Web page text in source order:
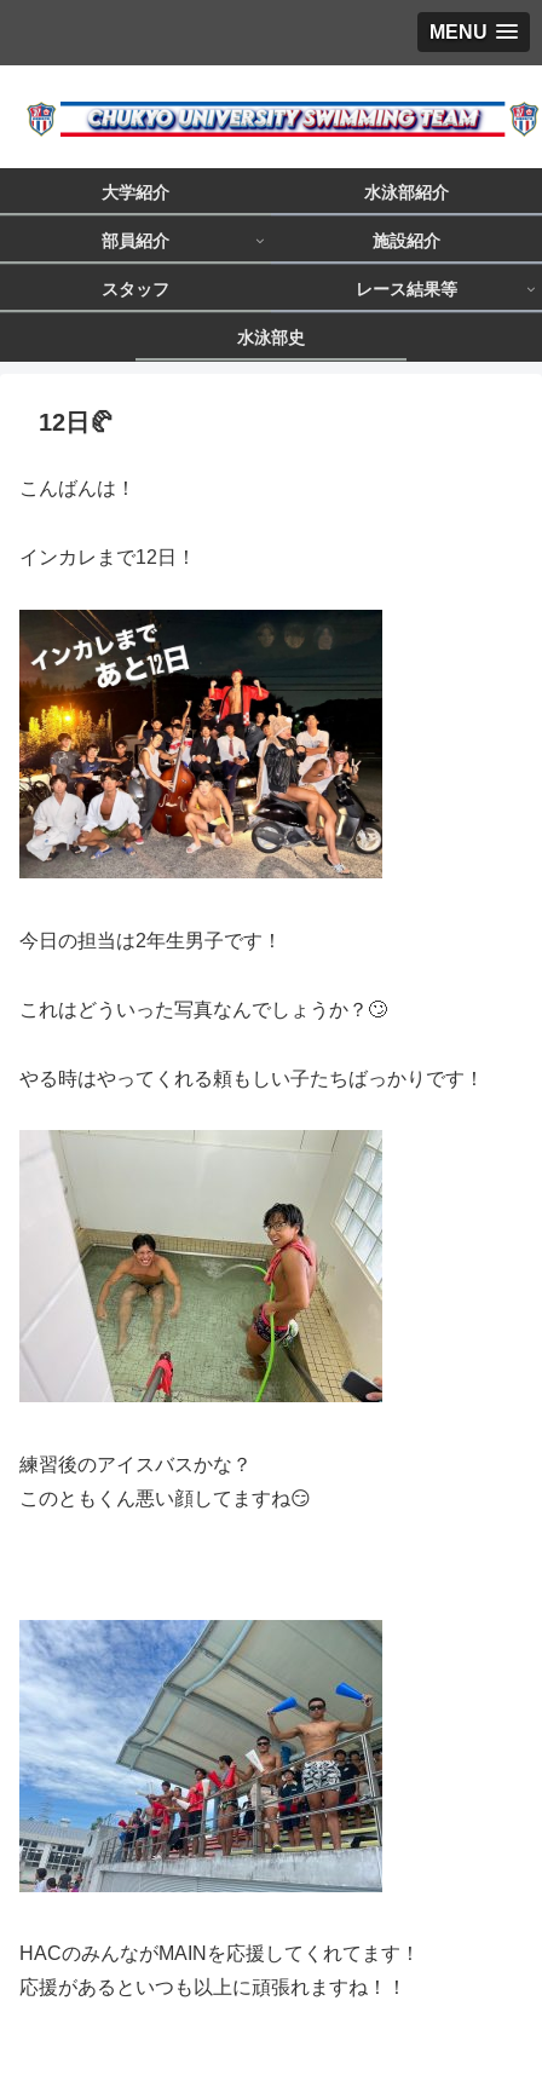
MENU
大学紹介 水泳部紹介
部員紹介 施設紹介
スタッフ レース結果等
水泳部史
12日🥐
こんばんは！
インカレまで12日！
今日の担当は2年生男子です！
これはどういった写真なんでしょうか？🙄
やる時はやってくれる頼もしい子たちばっかりです！
練習後のアイスバスかな？
このともくん悪い顔してますね😏
HACのみんながMAINを応援してくれてます！
応援があるといつも以上に頑張れますね！！